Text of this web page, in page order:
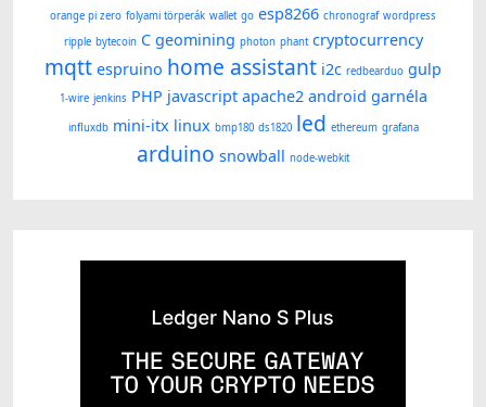
orange pi zero folyami törperák wallet go esp8266 chronograf wordpress
ripple bytecoin C geomining photon phant cryptocurrency
mqtt espruino home assistant i2c redbearduo gulp
1-wire jenkins PHP javascript apache2 android garnéla
influxdb mini-itx linux bmp180 ds1820 led ethereum grafana
arduino snowball node-webkit